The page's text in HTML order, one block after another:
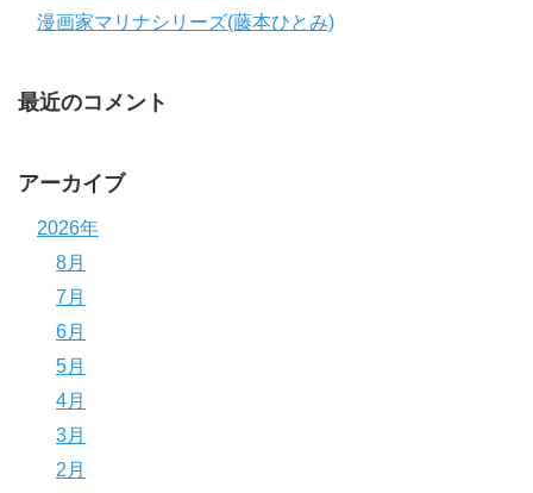
漫画家マリナシリーズ(藤本ひとみ)
最近のコメント
アーカイブ
2026年
8月
7月
6月
5月
4月
3月
2月